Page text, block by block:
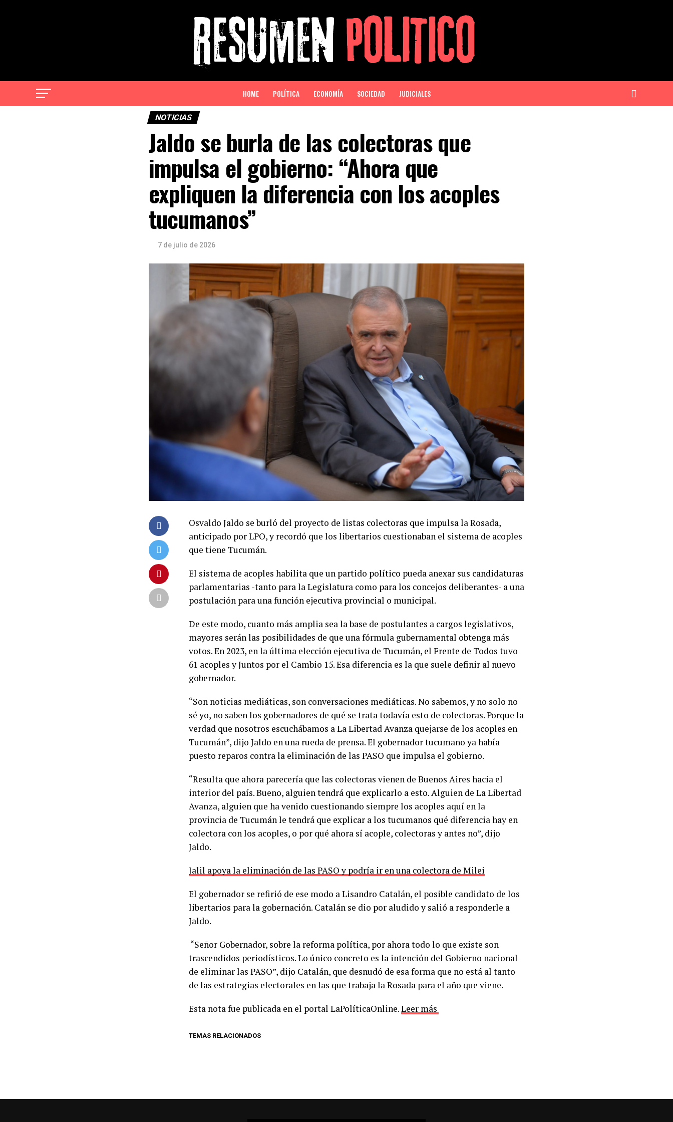
HOME POLÍTICA ECONOMÍA SOCIEDAD JUDICIALES
NOTICIAS
Jaldo se burla de las colectoras que
impulsa el gobierno: “Ahora que
expliquen la diferencia con los acoples
tucumanos”
7 de julio de 2026
Osvaldo Jaldo se burló del proyecto de listas colectoras que impulsa la Rosada,
anticipado por LPO, y recordó que los libertarios cuestionaban el sistema de acoples
que tiene Tucumán.
El sistema de acoples habilita que un partido político pueda anexar sus candidaturas
parlamentarias -tanto para la Legislatura como para los concejos deliberantes- a una
postulación para una función ejecutiva provincial o municipal.
De este modo, cuanto más amplia sea la base de postulantes a cargos legislativos,
mayores serán las posibilidades de que una fórmula gubernamental obtenga más
votos. En 2023, en la última elección ejecutiva de Tucumán, el Frente de Todos tuvo
61 acoples y Juntos por el Cambio 15. Esa diferencia es la que suele definir al nuevo
gobernador.
“Son noticias mediáticas, son conversaciones mediáticas. No sabemos, y no solo no
sé yo, no saben los gobernadores de qué se trata todavía esto de colectoras. Porque la
verdad que nosotros escuchábamos a La Libertad Avanza quejarse de los acoples en
Tucumán”, dijo Jaldo en una rueda de prensa. El gobernador tucumano ya había
puesto reparos contra la eliminación de las PASO que impulsa el gobierno.
“Resulta que ahora parecería que las colectoras vienen de Buenos Aires hacia el
interior del país. Bueno, alguien tendrá que explicarlo a esto. Alguien de La Libertad
Avanza, alguien que ha venido cuestionando siempre los acoples aquí en la
provincia de Tucumán le tendrá que explicar a los tucumanos qué diferencia hay en
colectora con los acoples, o por qué ahora sí acople, colectoras y antes no”, dijo
Jaldo.
Jalil apoya la eliminación de las PASO y podría ir en una colectora de Milei
El gobernador se refirió de ese modo a Lisandro Catalán, el posible candidato de los
libertarios para la gobernación. Catalán se dio por aludido y salió a responderle a
Jaldo.
“Señor Gobernador, sobre la reforma política, por ahora todo lo que existe son
trascendidos periodísticos. Lo único concreto es la intención del Gobierno nacional
de eliminar las PASO”, dijo Catalán, que desnudó de esa forma que no está al tanto
de las estrategias electorales en las que trabaja la Rosada para el año que viene.
Esta nota fue publicada en el portal LaPolíticaOnline.Leer más
TEMAS RELACIONADOS